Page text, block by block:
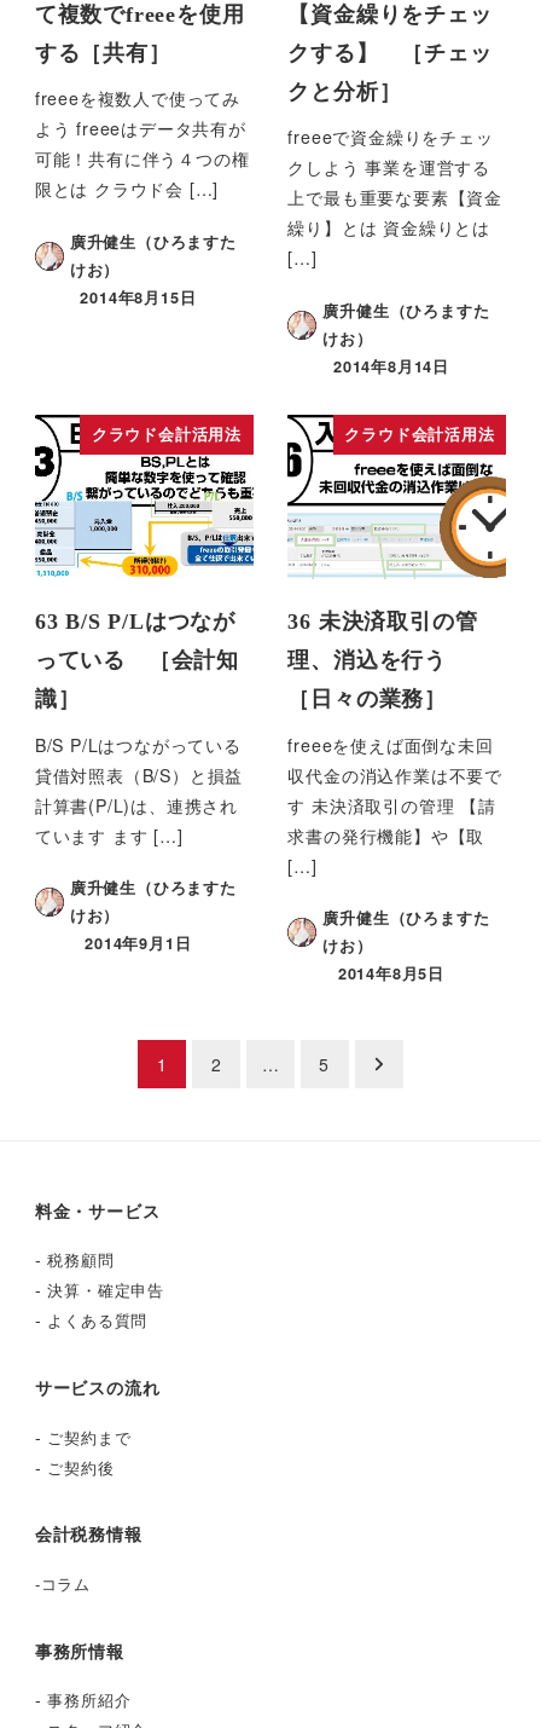
て複数でfreeeを使用
する［共有］
freeeを複数人で使ってみ
よう freeeはデータ共有が
可能！共有に伴う４つの権
限とは クラウド会 […]
廣升健生（ひろますた
けお）
2014年8月15日
【資金繰りをチェッ
クする】 ［チェッ
クと分析］
freeeで資金繰りをチェッ
クしよう 事業を運営する
上で最も重要な要素【資金
繰り】とは 資金繰りとは
[…]
廣升健生（ひろますた
けお）
2014年8月14日
クラウド会計活用法
63 B/S P/Lはつなが
っている ［会計知
識］
B/S P/Lはつながっている
貸借対照表（B/S）と損益
計算書(P/L)は、連携され
ています ます […]
廣升健生（ひろますた
けお）
2014年9月1日
クラウド会計活用法
36 未決済取引の管
理、消込を行う
［日々の業務］
freeeを使えば面倒な未回
収代金の消込作業は不要で
す 未決済取引の管理 【請
求書の発行機能】や【取
[…]
廣升健生（ひろますた
けお）
2014年8月5日
ビ
ゲ
ー
ン
1 2 … 5
料金・サービス
-税務顧問
-決算・確定申告
- よくある質問
サービスの流れ
- ご契約まで
- ご契約後
会計税務情報
-コラム
事務所情報
-事務所紹介